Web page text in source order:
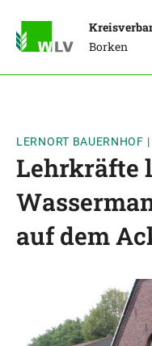
Borken
LERNORT BAUERNHOF |
Lehrkräfte
auf dem